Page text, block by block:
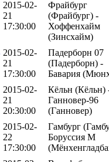
2015-02-
21
17:30:00
Фрайбург
(Фрайбург) -
Хоффенхайм
(Зинсхайм)
2015-02-
21
17:30:00
Падерборн 07
(Падерборн) -
Бавария
2015-02-
21
20:30:00
Кёльн (Кёльн)
Ганновер-96
(Ганновер)
2015-02-
22
17:30:00
Гамбург
Боруссия М